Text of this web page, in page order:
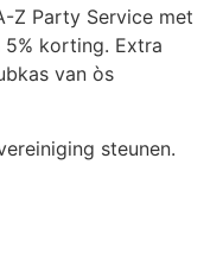
Z Party Service met
korting. Extra
van òs
steunen.